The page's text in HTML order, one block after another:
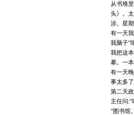
从书堆
头》。
涉。星
有一天
我脑子“
我把这
摹。一
有一天
事太多
第二天
主任问:“
“图书馆